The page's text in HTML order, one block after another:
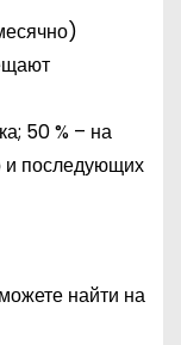
50 % – на
и последующих
найти на